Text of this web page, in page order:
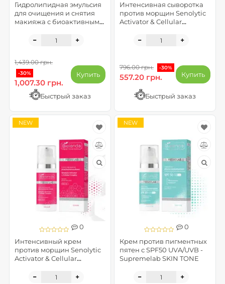
Гидролипидная эмульсия
для очищения и снятия
макияжа с биоактивным
- SupremeLab Barrier
1,439.00 грн.
-30%
1,007.30 грн.
Купить
Быстрый заказ
Интенсивная сыворотка
против морщин Senolytic
Activator & Cellular
CELLULAR
796.00 грн. -30%
557.20 грн. Купить
Быстрый заказ
0
Интенсивный крем
против морщин Senolytic
Activator & Cellular
CELLULAR
NEW
0
Крем против пигментных
пятен с SPF50 UVA/UVB -
Supremelab SKIN TONE
NEW